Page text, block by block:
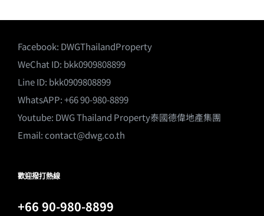
Facebook: DWGThailandProperty
WeChat ID: bkk0909808899
Line ID: bkk0909808899
WhatsAPP: +66 90-980-8899
Youtube: DWG Thailand Property泰國德偉地產集團
Email:contact@dwg.co.th
歡迎撥打熱線
+66 90-980-8899